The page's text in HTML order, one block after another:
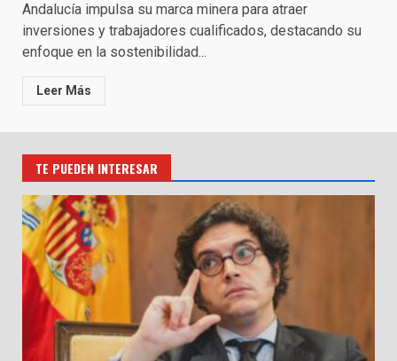
Andalucía impulsa su marca minera para atraer
inversiones y trabajadores cualificados, destacando su
enfoque en la sostenibilidad...
Leer Más
TE PUEDEN INTERESAR